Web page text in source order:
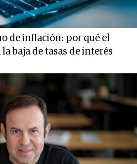
de inflación: por qué el
baja de tasas de interés